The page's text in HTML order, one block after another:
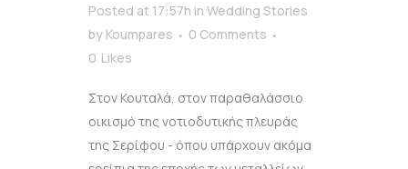
Posted at 17:57h in Wedding Stories
by Koumpares
0 Comments
0 Likes
Στον Κουταλά, στον παραθαλάσσιο
οικισμό της νοτιοδυτικής πλευράς
της Σερίφου - όπου υπάρχουν ακόμα